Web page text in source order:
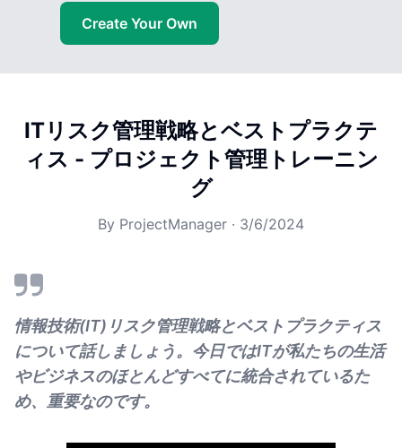
Create Your Own
ITリスク管理戦略とベストプラクテ
ィス - プロジェクト管理トレーニン
グ
By ProjectManager · 3/6/2024
情報技術(IT)リスク管理戦略とベストプラクティス
について話しましょう。今日ではITが私たちの生活
やビジネスのほとんどすべてに統合されているた
め、重要なのです。